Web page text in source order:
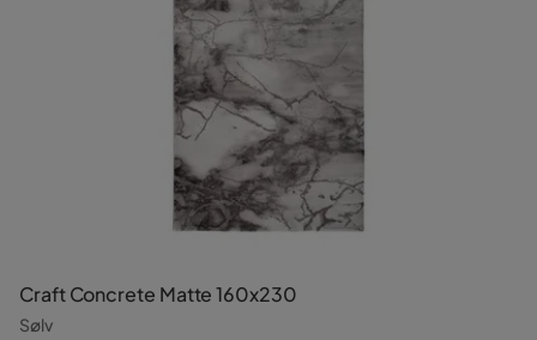
Craft Concrete Matte 160x230
Sølv